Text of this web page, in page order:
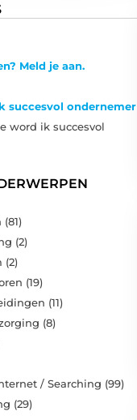
Meld je aan.
succesvol ondernemer
word ik succesvol
(81)
(2)
(2)
(19)
(11)
(8)
/ Searching (99)
(29)